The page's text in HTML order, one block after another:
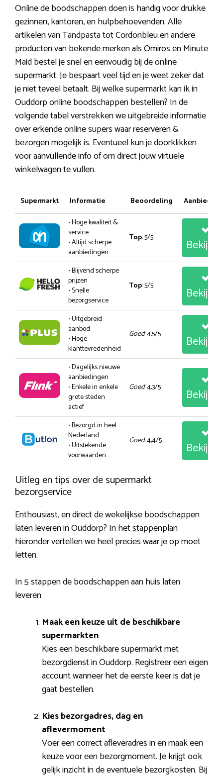
Online de boodschappen doen is handig voor drukke
gezinnen, kantoren, en hulpbehoevenden. Alle
artikelen van Tandpasta tot Cordonbleu en andere
producten van bekende merken als Omiros en Minute
Maid bestel je snel en eenvoudig bij de online
supermarkt. Je bespaart veel tijd en je weet zeker dat
je niet teveel betaalt. Bij welke supermarkt kan ik in
Ouddorp online boodschappen bestellen? In de
volgende tabel verstrekken we uitgebreide informatie
over erkende online supers waar reserveren &
bezorgen mogelijk is. Eventueel kun je doorklikken
voor aanvullende info of om direct jouw virtuele
winkelwagen te vullen.
Supermarkt Informatie Beoordeling
• Hoge kwaliteit &
service
• Altijd scherpe
aanbiedingen
Top: 5/5
• Blijvend scherpe
prijzen
• Snelle
bezorgservice
Top: 5/5
• Uitgebreid
aanbod
• Hoge
klanttevredenheid
Goed: 4,5/5
• Dagelijks nieuwe
aanbiedingen
• Enkele in enkele
grote steden
actief
Goed: 4,3/5
• Bezorgd in heel
Nederland
• Uitstekende
voorwaarden
Goed: 4,4/5
Uitleg en tips over de supermarkt
bezorgservice
Enthousiast, en direct de wekelijkse boodschappen
laten leveren in Ouddorp? In het stappenplan
hieronder vertellen we heel precies waar je op moet
letten.
In 5 stappen de boodschappen aan huis laten
leveren
Maak een keuze uit de beschikbare
supermarkten
Kies een beschikbare supermarkt met
bezorgdienst in Ouddorp. Registreer een eigen
account wanneer het de eerste keer is dat je
gaat bestellen.
Kies bezorgadres, dag en
aflevermoment
Voer een correct afleveradres in en maak een
keuze voor een bezorgmoment. Je krijgt ook
gelijk inzicht in de eventuele bezorgkosten. Bij